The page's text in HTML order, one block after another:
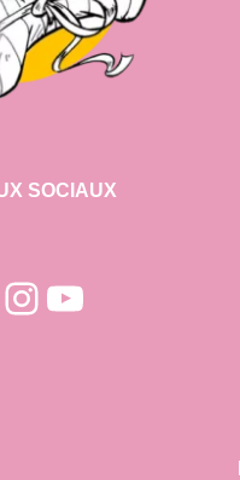
SOCIAUX
Instagram
YouTube